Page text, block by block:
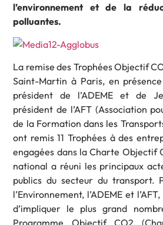
l’environnement et de la
polluantes.
La remise des Trophées Objectif
Saint-Martin à Paris, en
président de l’ADEME et de
président de l’AFT (Association
de la Formation dans les
ont remis 11 Trophées à des
engagées dans la Charte Objectif
national a réuni les principaux
publics du secteur du transport.
l’Environnement, l’ADEME et
d’impliquer le plus grand